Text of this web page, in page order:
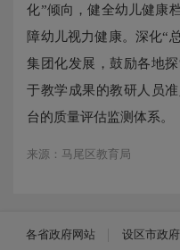
化”倾向，健全幼儿健康
障幼儿视力健康。深化“
集团化发展，鼓励各地
于教学成果的教研人员
台的质量评估监测体系。
来源：马尾区教育局
各省政府网站 设区市政